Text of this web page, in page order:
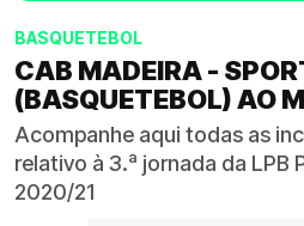
BASQUETEBOL
CAB MADEIRA -
(BASQUETEBOL) AO
Acompanhe aqui todas as
relativo à 3.ª jornada da LPB
2020/21